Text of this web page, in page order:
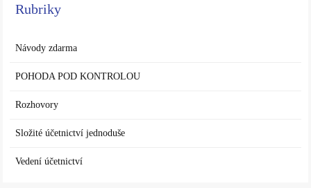
Rubriky
Návody zdarma
POHODA POD KONTROLOU
Rozhovory
Složité účetnictví jednoduše
Vedení účetnictví